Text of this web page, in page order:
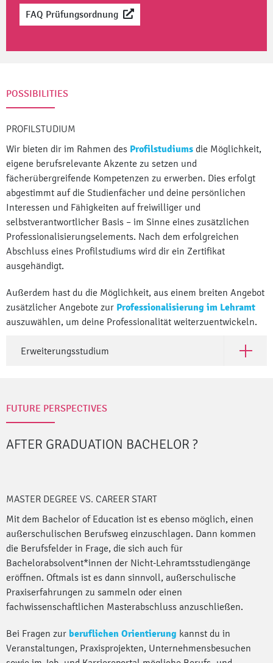
FAQ Prüfungsordnung
POSSIBILITIES
PROFILSTUDIUM
Wir bieten dir im Rahmen des Profilstudiums die Möglichkeit,
eigene berufsrelevante Akzente zu setzen und
fächerübergreifende Kompetenzen zu erwerben. Dies erfolgt
abgestimmt auf die Studienfächer und deine persönlichen
Interessen und Fähigkeiten auf freiwilliger und
selbstverantwortlicher Basis – im Sinne eines zusätzlichen
Professionalisierungselements. Nach dem erfolgreichen
Abschluss eines Profilstudiums wird dir ein Zertifikat
ausgehändigt.
Außerdem hast du die Möglichkeit, aus einem breiten Angebot
zusätzlicher Angebote zur Professionalisierung im Lehramt
auszuwählen, um deine Professionalität weiterzuentwickeln.
Erweiterungsstudium Open
FUTURE PERSPECTIVES
AFTER GRADUATION BACHELOR ?
MASTER DEGREE VS. CAREER START
Mit dem Bachelor of Education ist es ebenso möglich, einen
außerschulischen Berufsweg einzuschlagen. Dann kommen
die Berufsfelder in Frage, die sich auch für
Bachelorabsolvent*innen der Nicht-Lehramtsstudiengänge
eröffnen. Oftmals ist es dann sinnvoll, außerschulische
Praxiserfahrungen zu sammeln oder einen
fachwissenschaftlichen Masterabschluss anzuschließen.
Bei Fragen zur beruflichen Orientierung kannst du in
Veranstaltungen, Praxisprojekten, Unternehmensbesuchen